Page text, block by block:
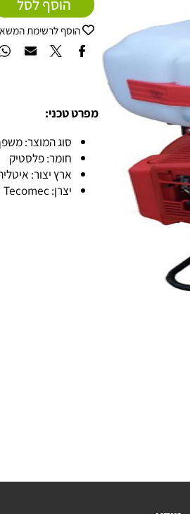
הוסף לסל
הוסף לרשימת המשאלות
סוג המוצר: משפך
חומר: פלסטיק
ארץ יצור: איטליה